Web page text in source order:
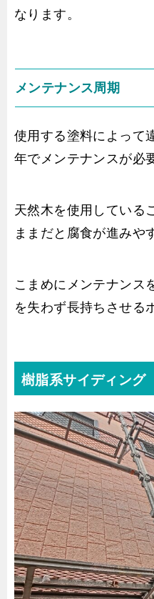
なります。
メンテナンス周期
使用する塗料によって
年でメンテナンスが必
天然木を使用している
ままだと腐食が進みや
こまめにメンテナンス
を失わず長持ちさせる
樹脂系サイディング